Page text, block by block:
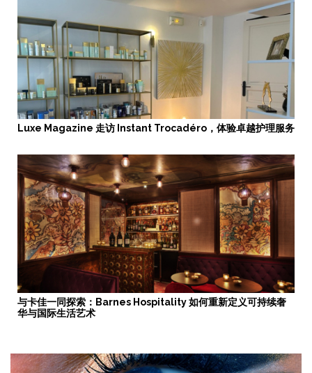
Luxe Magazine 走访 Instant Trocadéro，体验卓越护理服务
与卡佳一同探索：Barnes Hospitality 如何重新定义可持续奢
华与国际生活艺术